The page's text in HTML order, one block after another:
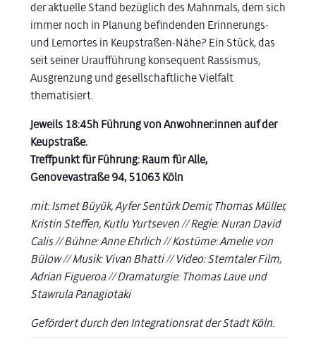
der aktuelle Stand bezüglich des Mahnmals, dem sich
immer noch in Planung befindenden Erinnerungs-
und Lernortes in Keupstraßen-Nähe? Ein Stück, das
seit seiner Uraufführung konsequent Rassismus,
Ausgrenzung und gesellschaftliche Vielfalt
thematisiert.
Jeweils 18:45h Führung von Anwohner:innen auf der
Keupstraße.
Treffpunkt für Führung: Raum für Alle,
Genovevastraße 94, 51063 Köln
mit: Ismet Büyük, Ayfer Sentürk Demir, Thomas Müller,
Kristin Steffen, Kutlu Yurtseven // Regie: Nuran David
Calis // Bühne: AnneEhrlich // Kostüme: Amelie von
Bülow // Musik: Vivan Bhatti // Video: Sterntaler Film,
Adrian Figueroa // Dramaturgie: Thomas Laueund
Stawrula Panagiotaki
Gefördert durch den Integrationsrat der Stadt Köln.